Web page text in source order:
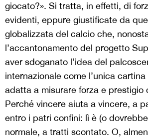
giocato?». Si tratta, in effetti, di
evidenti, eppure giustificate da
globalizzata del calcio che,
l’accantonamento del progetto
aver sdoganato l’idea del
internazionale come l’unica
adatta a misurare forza e prestigio
Perché vincere aiuta a vincere, a
entro i patri confini: lì è (o
normale, a tratti scontato. O,